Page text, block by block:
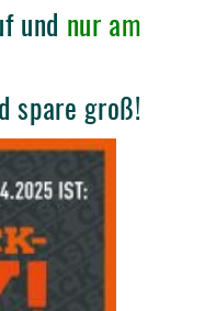
und nur am
spare groß!